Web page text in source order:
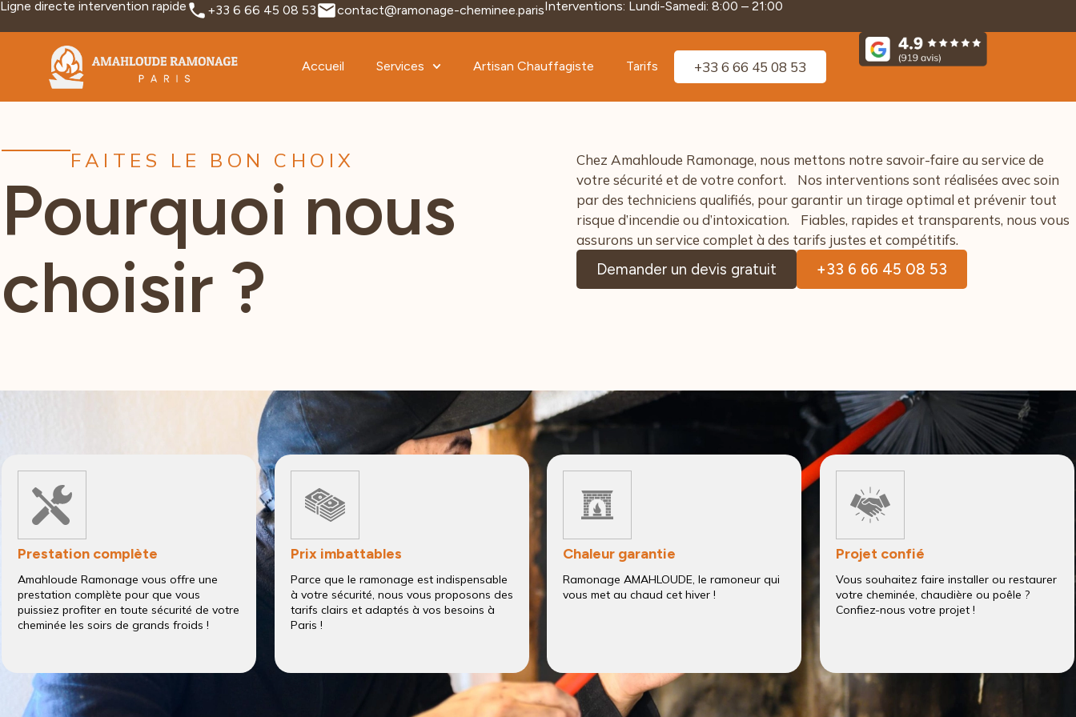
Ligne directe intervention rapide +33 6 66 45 08 53 contact@ramonage-cheminee.parisInterventions: Lundi-Samedi: 8:00 – 21:00
Accueil Services Artisan Chauffagiste Tarifs +33 6 66 45 08 53
FAITES LE BON CHOIX
Pourquoi nous
choisir ?
Chez Amahloude Ramonage, nous mettons notre savoir-faire au service de
votre sécurité et de votre confort. Nos interventions sont réalisées avec soin
par des techniciens qualifiés, pour garantir un tirage optimal et prévenir tout
risque d’incendie ou d’intoxication. Fiables, rapides et transparents, nous vous
assurons un service complet à des tarifs justes et compétitifs.
Demander un devis gratuit +33 6 66 45 08 53
Prestation complète
Amahloude Ramonage vous offre une
prestation complète pour que vous
puissiez profiter en toute sécurité de votre
cheminée les soirs de grands froids !
Prix imbattables
Parce que le ramonage est indispensable
à votre sécurité, nous vous proposons des
tarifs clairs et adaptés à vos besoins à
Paris !
Chaleur garantie
Ramonage AMAHLOUDE, le ramoneur qui
vous met au chaud cet hiver !
Projet confié
Vous souhaitez faire installer ou restaurer
votre cheminée, chaudière ou poêle ?
Confiez-nous votre projet !